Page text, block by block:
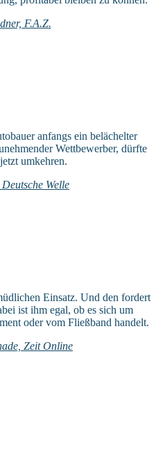
F.A.Z.
anfangs ein belächelter
Wettbewerber, dürfte
umkehren.
Welle
Einsatz. Und den fordert
ist ihm egal, ob es sich um
oder vom Fließband handelt.
Zeit Online